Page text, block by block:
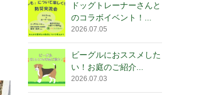
ドッグトレーナーさんと
のコラボイベント！...
2026.07.05
ビーグルにおススメした
い！お庭のご紹介...
2026.07.03